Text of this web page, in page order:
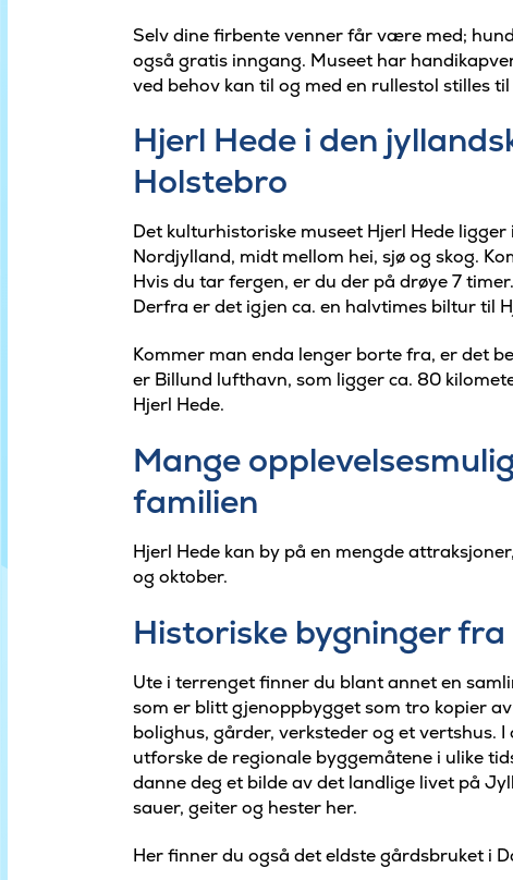
Selv dine firbente venner får være med;
også gratis inngang. Museet har
ved behov kan til og med en rullestol stilles
Hjerl Hede i den
Holstebro
Det kulturhistoriske museet Hjerl Hede
Nordjylland, midt mellom hei, sjø og skog.
Hvis du tar fergen, er du der på drøye 7
Derfra er det igjen ca. en halvtimes biltur til
Kommer man enda lenger borte fra, er det
er Billund lufthavn, som ligger ca. 80
Hjerl Hede.
Mange
familien
Hjerl Hede kan by på en mengde
og oktober.
Historiske bygninger
Ute i terrenget finner du blant annet en
som er blitt gjenoppbygget som tro kopier
bolighus, gårder, verksteder og et vertshus.
utforske de regionale byggemåtene i ulike
danne deg et bilde av det landlige livet på
sauer, geiter og hester her.
Her finner du også det eldste gårdsbruket i